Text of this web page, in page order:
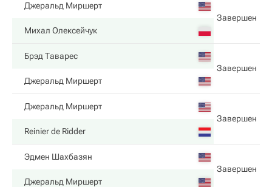
Джеральд Миршерт
Завершен
Михал Олексейчук
Брэд Таварес
Завершен
Джеральд Миршерт
Джеральд Миршерт
Завершен
Reinier de Ridder
Эдмен Шахбазян
Завершен
Джеральд Миршерт